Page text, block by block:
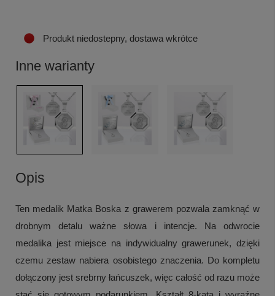
Produkt niedostepny, dostawa wkrótce
Inne warianty
Opis
Ten medalik Matka Boska z grawerem pozwala zamknąć w
drobnym detalu ważne słowa i intencje. Na odwrocie
medalika jest miejsce na indywidualny grawerunek, dzięki
czemu zestaw nabiera osobistego znaczenia. Do kompletu
dołączony jest srebrny łańcuszek, więc całość od razu może